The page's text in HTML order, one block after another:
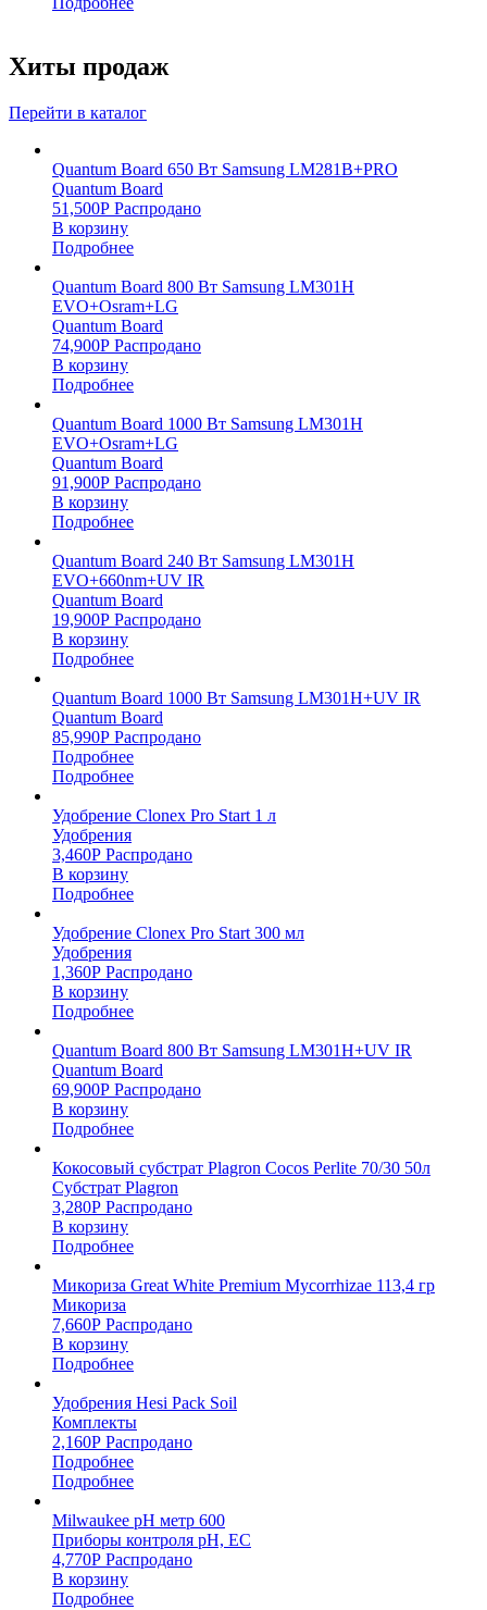
Хиты продаж
Перейти в каталог
Quantum Board 650 Вт Samsung LM281B+PRO
Quantum Board
51,500Р Распродано
В корзину
Подробнее
Quantum Board 800 Вт Samsung LM301H
EVO+Osram+LG
Quantum Board
74,900Р Распродано
В корзину
Подробнее
Quantum Board 1000 Вт Samsung LM301H
EVO+Osram+LG
Quantum Board
91,900Р Распродано
В корзину
Подробнее
Quantum Board 240 Вт Samsung LM301H
EVO+660nm+UV IR
Quantum Board
19,900Р Распродано
В корзину
Подробнее
Quantum Board 1000 Вт Samsung LM301H+UV IR
Quantum Board
85,990Р Распродано
Подробнее
Подробнее
Удобрение Clonex Pro Start 1 л
Удобрения
3,460Р Распродано
В корзину
Подробнее
Удобрение Clonex Pro Start 300 мл
Удобрения
1,360Р Распродано
В корзину
Подробнее
Quantum Board 800 Вт Samsung LM301H+UV IR
Quantum Board
69,900Р Распродано
В корзину
Подробнее
Кокосовый субстрат Plagron Cocos Perlite 70/30 50л
Субстрат Plagron
3,280Р Распродано
В корзину
Подробнее
Микориза Great White Premium Mycorrhizae 113,4 гр
Микориза
7,660Р Распродано
В корзину
Подробнее
Удобрения Hesi Pack Soil
Комплекты
2,160Р Распродано
Подробнее
Подробнее
Milwaukee pH метр 600
Приборы контроля pH, EC
4,770Р Распродано
В корзину
Подробнее